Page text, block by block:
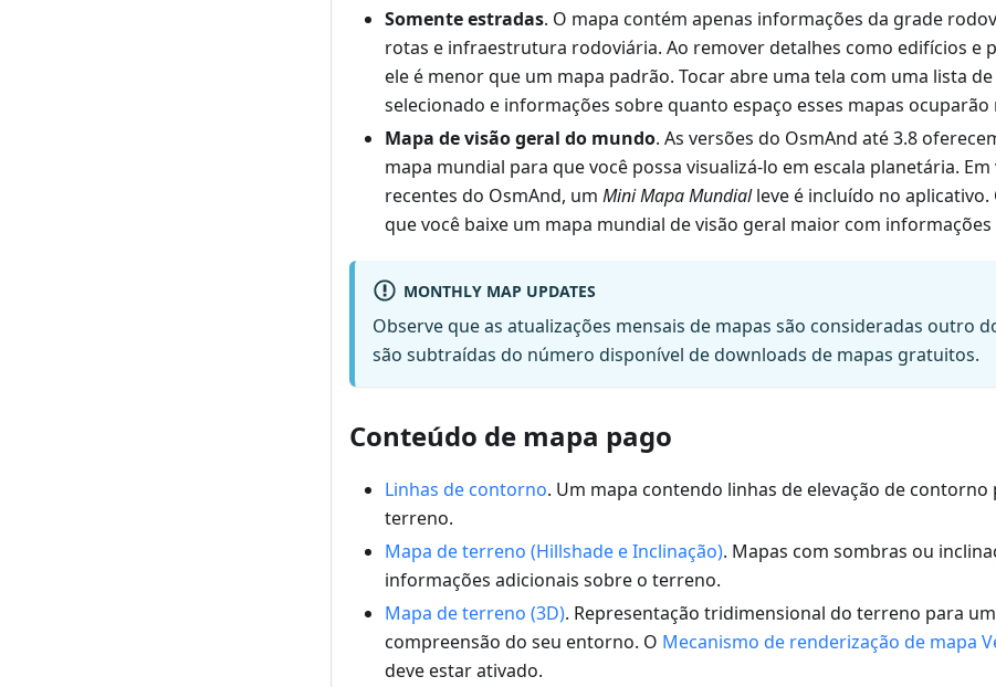
Somente estradas. O mapa contém apenas informações da grade
rotas e infraestrutura rodoviária. Ao remover detalhes como edifícios e
ele é menor que um mapa padrão. Tocar abre uma tela com uma lista
selecionado e informações sobre quanto espaço esses mapas
Mapa de visão geral do mundo. As versões do OsmAnd até 3.8
mapa mundial para que você possa visualizá-lo em escala planetária. Em
recentes do OsmAnd, um Mini Mapa Mundialleve é incluído no
que você baixe um mapa mundial de visão geral maior com
MONTHLY MAP UPDATES
Observe que as atualizações mensais de mapas são consideradas outro
são subtraídas do número disponível de downloads de mapas gratuitos.
Conteúdo de mapa pago
Linhas de contorno. Um mapa contendo linhas de elevação de contorno
terreno.
Mapa de terreno (Hillshade e Inclinação). Mapas com sombras ou
informações adicionais sobre o terreno.
Mapa de terreno (3D). Representação tridimensional do terreno para
compreensão do seu entorno. O Mecanismo de renderização de mapa
deve estar ativado.